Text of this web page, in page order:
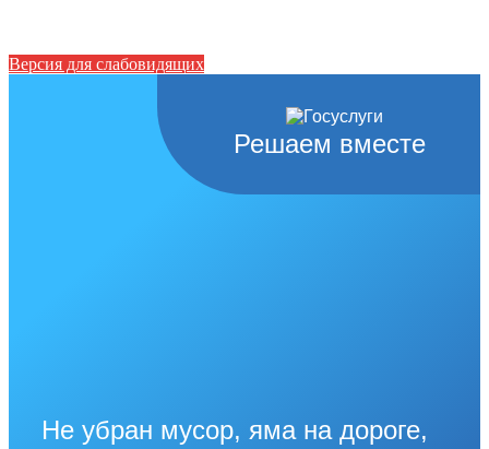
Версия для слабовидящих
Решаем вместе
Не убран мусор, яма на дороге,